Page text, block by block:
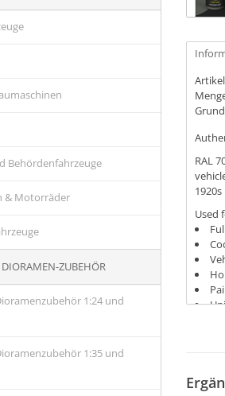
Behördenfahrzeuge
& Motorräder
ZUBEHÖR
1:24 und
1:35 und
RAL
Used